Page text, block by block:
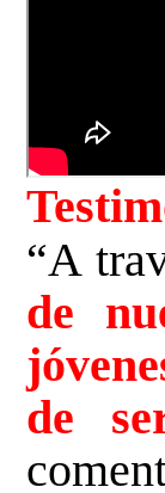
“A
de
de